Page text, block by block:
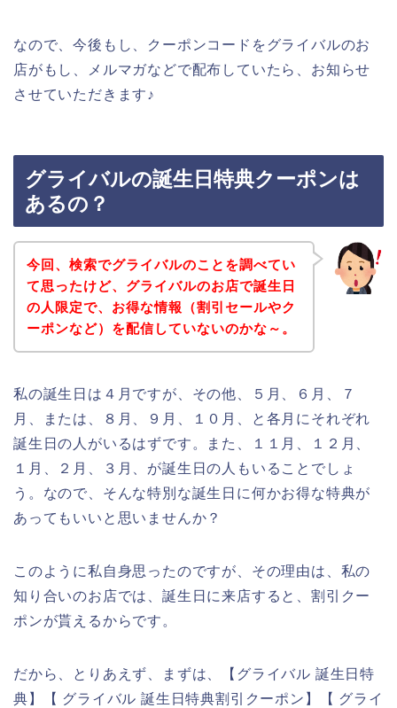
なので、今後もし、クーポンコードをグライバルのお
店がもし、メルマガなどで配布していたら、お知らせ
させていただきます♪
グライバルの誕生日特典クーポンは
あるの？
今回、検索でグライバルのことを調べてい
て思ったけど、グライバルのお店で誕生日
の人限定で、お得な情報（割引セールやク
ーポンなど）を配信していないのかな～。
私の誕生日は４月ですが、その他、５月、６月、７
月、または、８月、９月、１０月、と各月にそれぞれ
誕生日の人がいるはずです。また、１１月、１２月、
１月、２月、３月、が誕生日の人もいることでしょ
う。なので、そんな特別な誕生日に何かお得な特典が
あってもいいと思いませんか？
このように私自身思ったのですが、その理由は、私の
知り合いのお店では、誕生日に来店すると、割引クー
ポンが貰えるからです。
だから、とりあえず、まずは、【グライバル 誕生日特
典】【 グライバル 誕生日特典割引クーポン】【 グライ